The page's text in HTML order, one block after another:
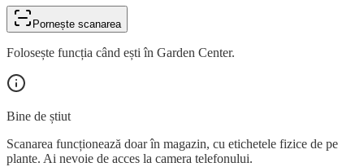
Pornește scanarea
Folosește funcția când ești în Garden Center.
Bine de știut
Scanarea funcționează doar în magazin, cu etichetele fizice de pe
plante. Ai nevoie de acces la camera telefonului.